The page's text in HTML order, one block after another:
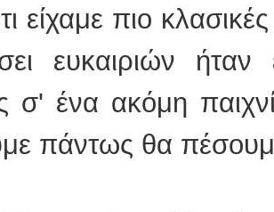
είχαμε πιο
ευκαιριών ήταν
σ' ένα ακόμη
πάντως θα